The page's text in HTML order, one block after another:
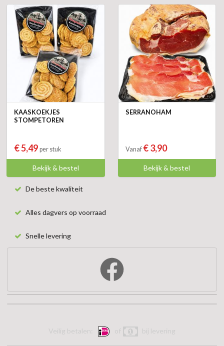
KAASKOEKJES
STOMPETOREN
€ 5,49 per stuk
Bekijk & bestel
SERRANOHAM
Vanaf € 3,90
Bekijk & bestel
De beste kwaliteit
Alles dagvers op voorraad
Snelle levering
Veilig betalen: of bij levering